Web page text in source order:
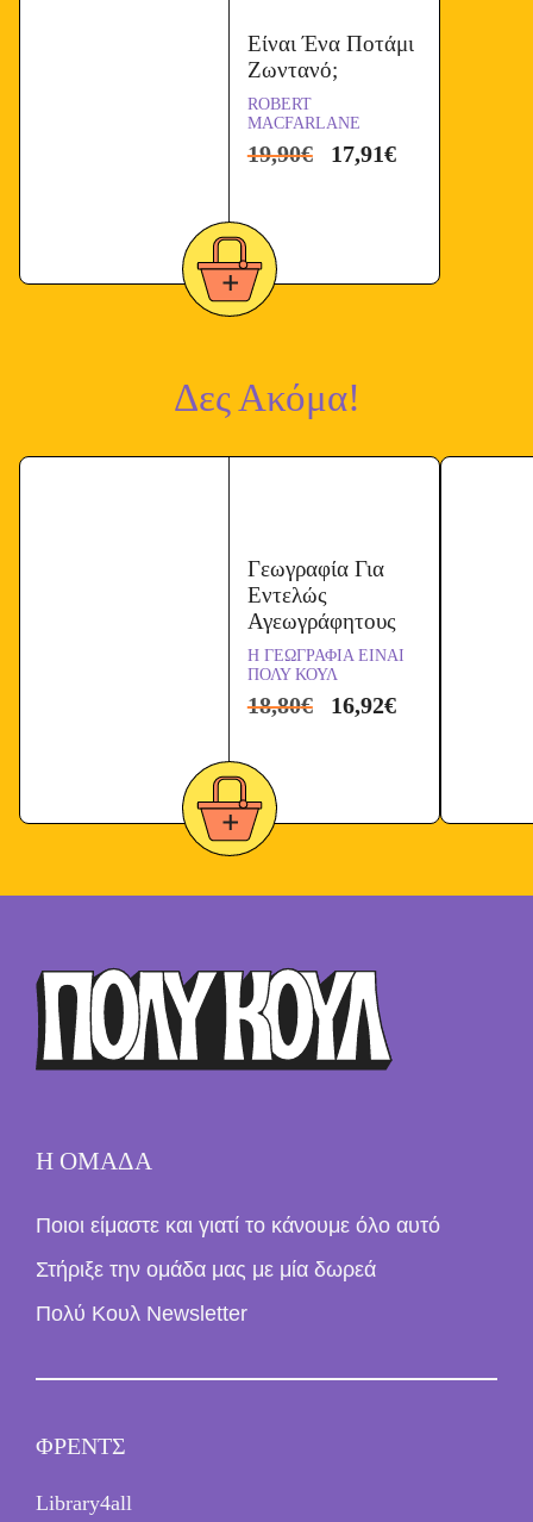
Είναι Ένα Ποτάμι
Ζωντανό;
ROBERT
MACFARLANE
19,90€ 17,91€
Δες Ακόμα!
Γεωγραφία Για
Εντελώς
Αγεωγράφητους
Η ΓΕΩΓΡΑΦΙΑ ΕΙΝΑΙ
ΠΟΛΥ ΚΟΥΛ
18,80€ 16,92€
Η ΟΜΑΔΑ
Ποιοι είμαστε και γιατί το κάνουμε όλο αυτό
Στήριξε την ομάδα μας με μία δωρεά
Πολύ Κουλ Newsletter
ΦΡΕΝΤΣ
Library4all